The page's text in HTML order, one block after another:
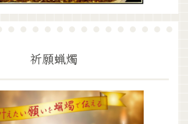
祈願蝋燭